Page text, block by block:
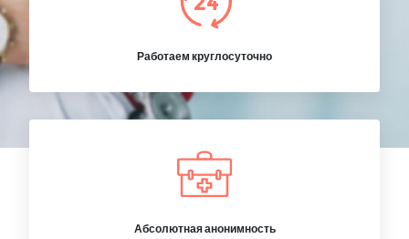
Работаем круглосуточно
Абсолютная анонимность